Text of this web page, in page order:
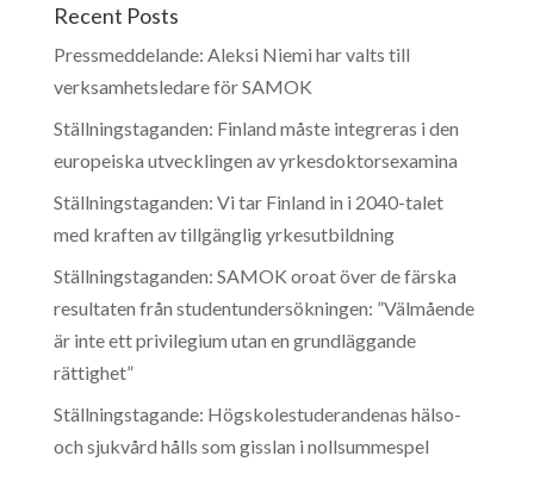
Recent Posts
Pressmeddelande: Aleksi Niemi har valts till
verksamhetsledare för SAMOK
Ställningstaganden: Finland måste integreras i den
europeiska utvecklingen av yrkesdoktorsexamina
Ställningstaganden: Vi tar Finland in i 2040-talet
med kraften av tillgänglig yrkesutbildning
Ställningstaganden: SAMOK oroat över de färska
resultaten från studentundersökningen: ”Välmående
är inte ett privilegium utan en grundläggande
rättighet”
Ställningstagande: Högskolestuderandenas hälso-
och sjukvård hålls som gisslan i nollsummespel